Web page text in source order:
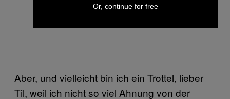
Aber, und vielleicht bin ich ein Trottel, lieber
Til, weil ich nicht so viel Ahnung von der
Or, continue for free